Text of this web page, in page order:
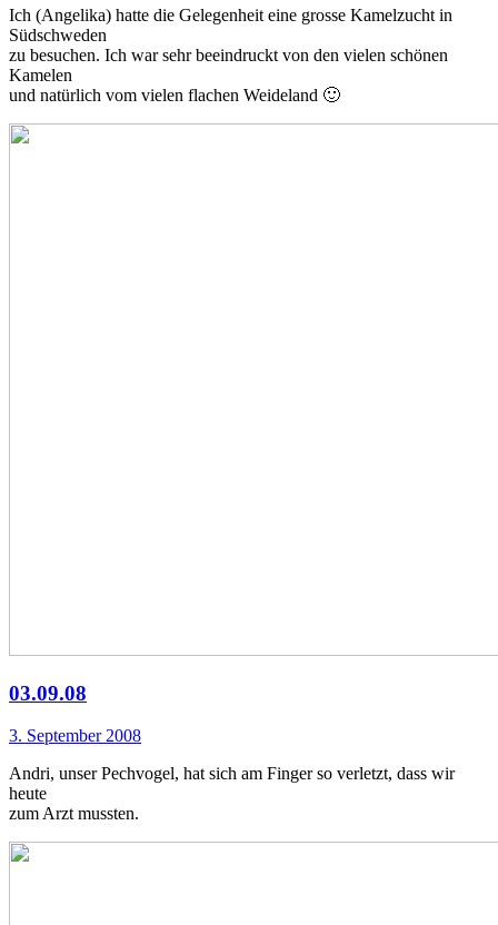
Ich (Angelika) hatte die Gelegenheit eine grosse Kamelzucht in
Südschweden
zu besuchen. Ich war sehr beeindruckt von den vielen schönen
Kamelen
und natürlich vom vielen flachen Weideland 🙂
03.09.08
3. September 2008
Andri, unser Pechvogel, hat sich am Finger so verletzt, dass wir
heute
zum Arzt mussten.